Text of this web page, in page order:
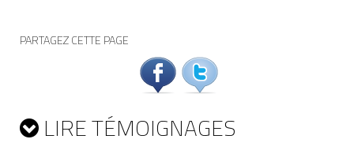
PARTAGEZ CETTE PAGE
LIRE TÉMOIGNAGES